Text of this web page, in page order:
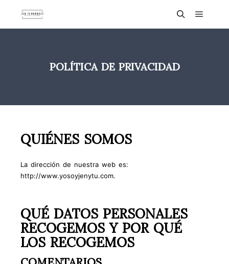
POLÍTICA DE PRIVACIDAD
QUIÉNES SOMOS
La dirección de nuestra web es:
http://www.yosoyjenytu.com.
QUÉ DATOS PERSONALES
RECOGEMOS Y POR QUÉ
LOS RECOGEMOS